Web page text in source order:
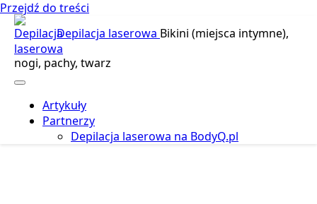
Przejdź do treści
Depilacja laserowa Bikini (miejsca intymne),
nogi, pachy, twarz
Artykuły
Partnerzy
Depilacja laserowa na BodyQ.pl